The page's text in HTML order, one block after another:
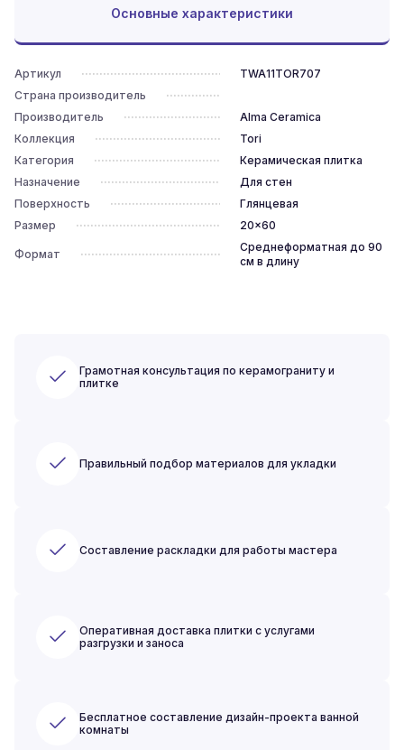
Основные характеристики
Артикул
TWA11TOR707
Страна производитель
Производитель
Alma Ceramica
Коллекция
Tori
Категория
Керамическая плитка
Назначение
Для стен
Поверхность
Глянцевая
Размер
20x60
Формат
Среднеформатная до 90
см в длину
Грамотная консультация по керамограниту и
плитке
Правильный подбор материалов для укладки
Составление раскладки для работы мастера
Оперативная доставка плитки с услугами
разгрузки и заноса
Бесплатное составление дизайн-проекта ванной
комнаты